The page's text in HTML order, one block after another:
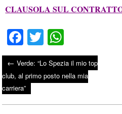
CLAUSOLA SUL
Fa
ce
bo
ok
T
wi
tte
r
ha
ts
A
pp
Post navigation
← Verde: “Lo Spezia il mio top
club, al primo posto nella mia
carriera”